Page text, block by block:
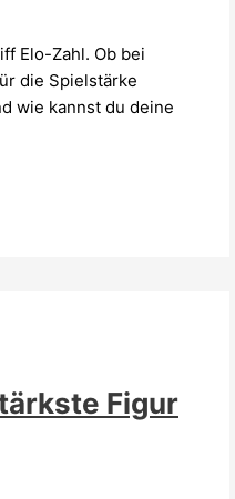
Elo-Zahl. Ob bei
die Spielstärke
wie kannst du deine
Figur